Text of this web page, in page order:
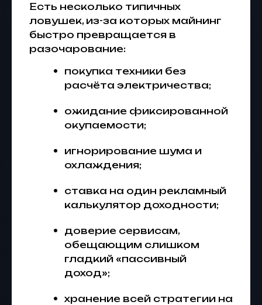
Есть несколько типичных
ловушек, из-за которых майнинг
быстро превращается в
разочарование:
покупка техники без
расчёта электричества;
ожидание фиксированной
окупаемости;
игнорирование шума и
охлаждения;
ставка на один рекламный
калькулятор доходности;
доверие сервисам,
обещающим слишком
гладкий «пассивный
доход»;
хранение всей стратегии на